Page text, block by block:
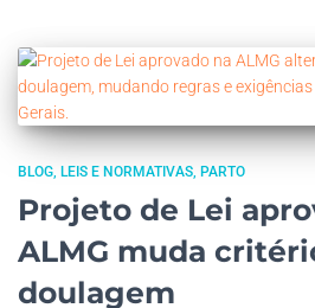
BLOG LEIS E NORMATIVAS PARTO
Projeto de Lei
ALMG muda
doulagem